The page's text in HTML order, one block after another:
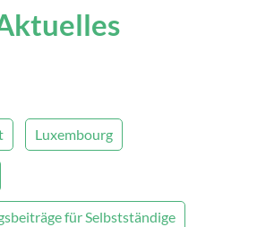
Luxembourg
für Selbstständige